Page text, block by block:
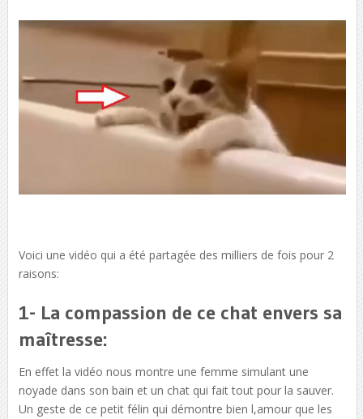
Voici une vidéo qui a été partagée des milliers de fois pour 2
raisons:
1- La compassion de ce chat envers sa
maîtresse:
En effet la vidéo nous montre une femme simulant une
noyade dans son bain et un chat qui fait tout pour la sauver.
Un geste de ce petit félin qui démontre bien l,amour que les